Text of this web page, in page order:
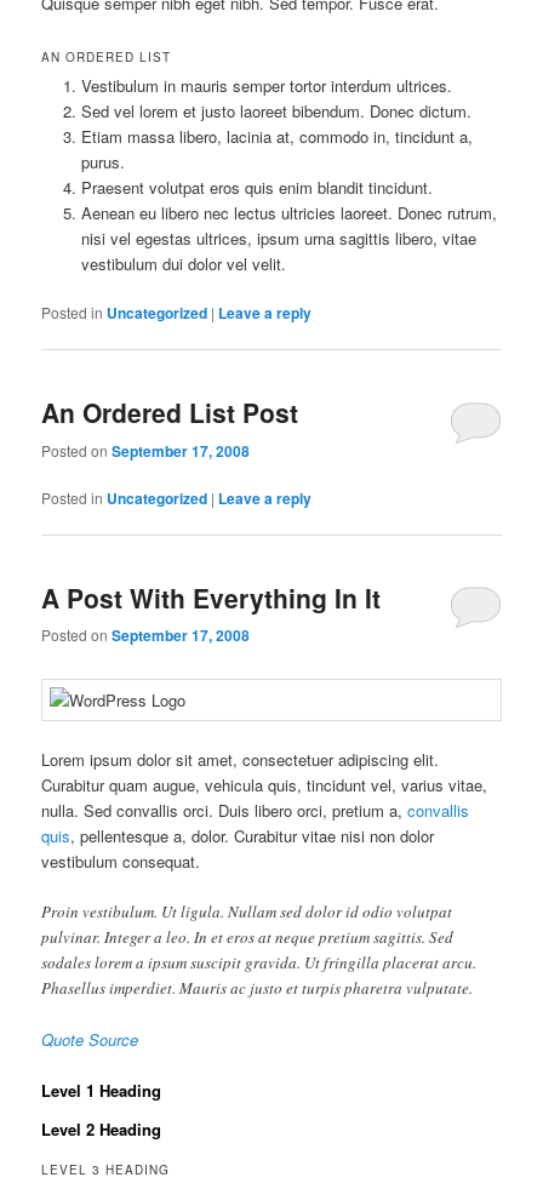
AN ORDERED LIST
Vestibulum in mauris semper tortor interdum ultrices.
Sed vel lorem et justo laoreet bibendum. Donec dictum.
Etiam massa libero, lacinia at, commodo in, tincidunt a,
purus.
Praesent volutpat eros quis enim blandit tincidunt.
Aenean eu libero nec lectus ultricies laoreet. Donec rutrum,
nisi vel egestas ultrices, ipsum urna sagittis libero, vitae
vestibulum dui dolor vel velit.
Posted in Uncategorized | Leave a reply
An Ordered List Post
Posted onSeptember 17, 2008
Posted in Uncategorized | Leave a reply
A Post With Everything In It
Posted onSeptember 17, 2008
Lorem ipsum dolor sit amet, consectetuer adipiscing elit.
Curabitur quam augue, vehicula quis, tincidunt vel, varius vitae,
nulla. Sed convallis orci. Duis libero orci, pretium a,convallis
quis, pellentesque a, dolor. Curabitur vitae nisi non dolor
vestibulum consequat.
Proin vestibulum. Ut ligula. Nullam sed dolor id odio volutpat
pulvinar. Integer a leo. In et eros at neque pretium sagittis. Sed
sodales lorem a ipsum suscipit gravida. Ut fringilla placerat arcu.
Phasellus imperdiet. Mauris ac justo et turpis pharetra vulputate.
Quote Source
Level 1 Heading
Level 2 Heading
LEVEL 3 HEADING